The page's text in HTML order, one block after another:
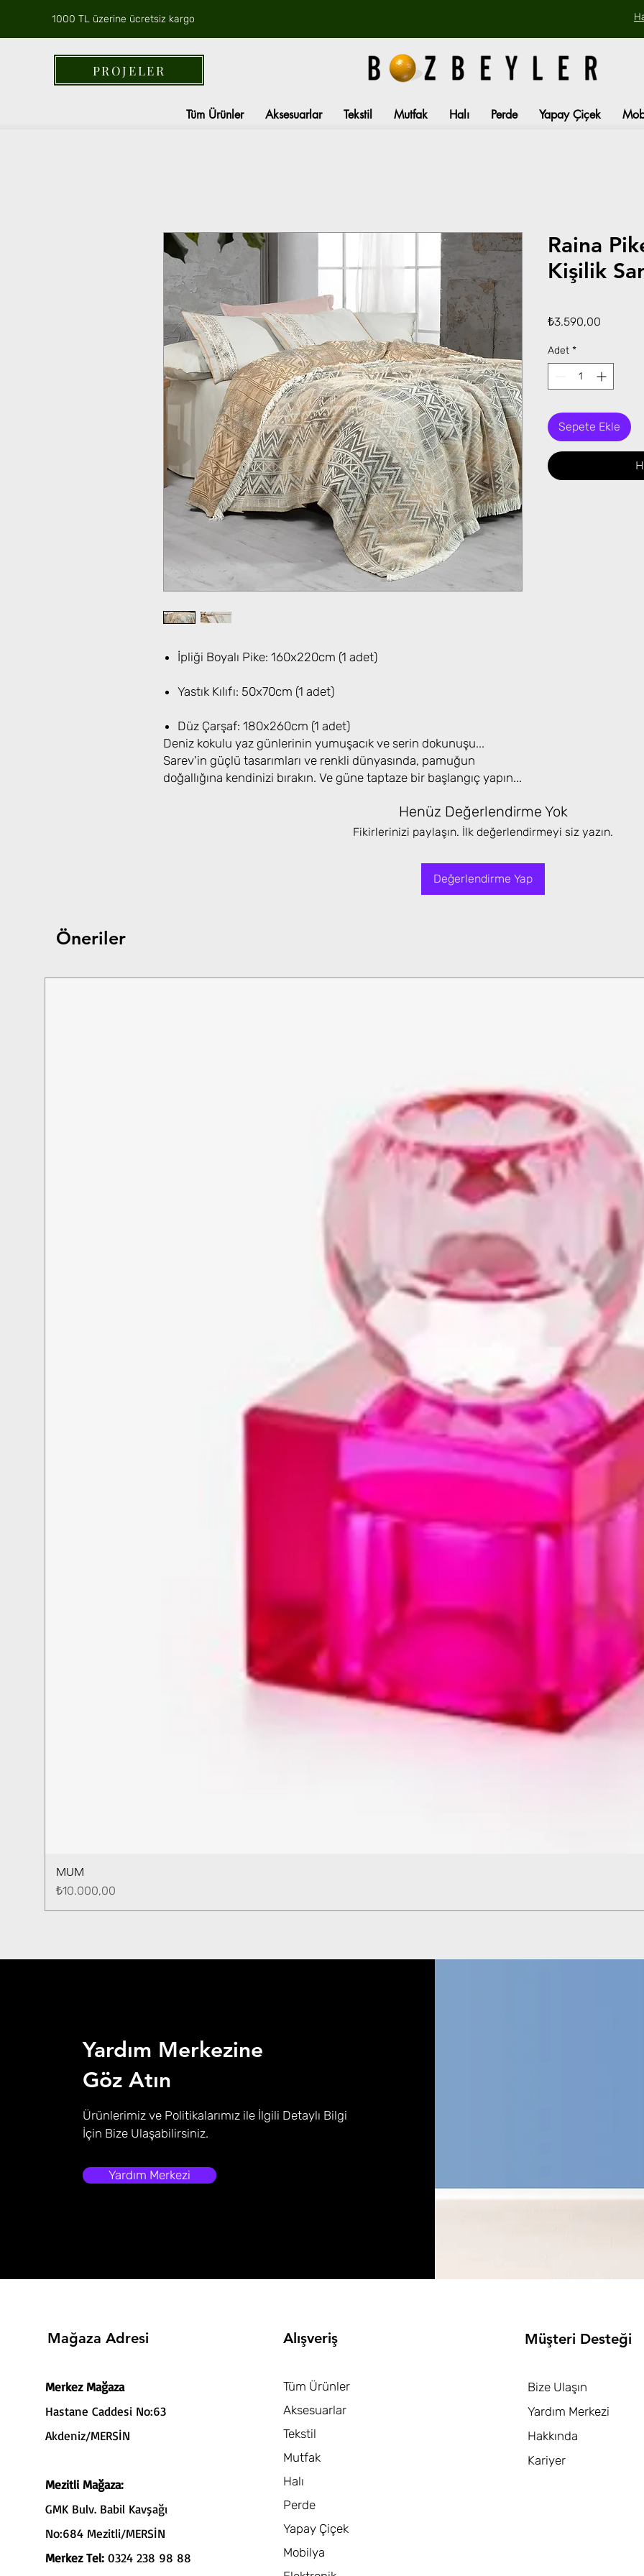
1000 TL üzerine ücretsiz kargo
PROJELER
Tüm Ürünler Aksesuarlar Tekstil Mutfak Halı Perde Yapay Çiçek
İpliği Boyalı Pike: 160x220cm (1 adet)
Yastık Kılıfı: 50x70cm (1 adet)
Düz Çarşaf: 180x260cm (1 adet)
Deniz kokulu yaz günlerinin yumuşacık ve serin dokunuşu...
Sarev'in güçlü tasarımları ve renkli dünyasında, pamuğun
doğallığına kendinizi bırakın. Ve güne taptaze bir başlangıç yapın...
Raina
Kişilik
₺3.590,00
Adet *
Sepete Ekle
Henüz Değerlendirme Yok
Fikirlerinizi paylaşın. İlk değerlendirmeyi siz yazın.
Değerlendirme Yap
Öneriler
MUM
Fiyat
₺10.000,00
Yardım Merkezine
Göz Atın
Ürünlerimiz ve Politikalarımız ile İlgili Detaylı Bilgi
İçin Bize Ulaşabilirsiniz.
Yardım Merkezi
Mağaza Adresi
Merkez Mağaza
Hastane Caddesi No:63
Akdeniz/MERSİN
Mezitli Mağaza:
GMK Bulv. Babil Kavşağı
No:684 Mezitli/MERSİN
Merkez Tel: 0324 238 98 88
Alışveriş
Tüm Ürünler
Aksesuarlar
Tekstil
Mutfak
Halı
Perde
Yapay Çiçek
Mobilya
Müşteri Desteği
Bize Ulaşın
Yardım Merkezi
Hakkında
Kariyer